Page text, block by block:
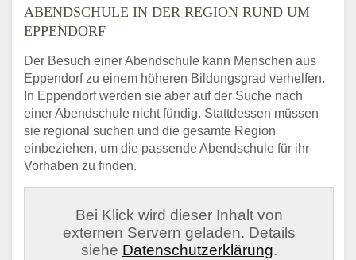
ABENDSCHULE IN DER REGION RUND UM
EPPENDORF
Der Besuch einer Abendschule kann Menschen aus
Eppendorf zu einem höheren Bildungsgrad verhelfen.
In Eppendorf werden sie aber auf der Suche nach
einer Abendschule nicht fündig. Stattdessen müssen
sie regional suchen und die gesamte Region
einbeziehen, um die passende Abendschule für ihr
Vorhaben zu finden.
Bei Klick wird dieser Inhalt von
externen Servern geladen. Details
siehe Datenschutzerklärung.